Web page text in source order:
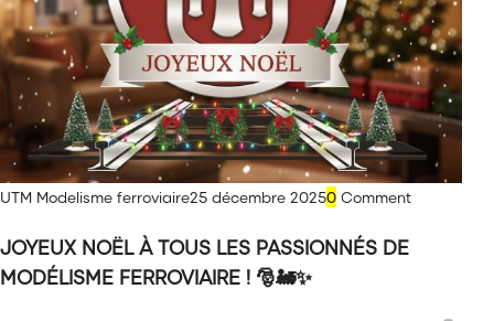
UTM Modelisme ferroviaire25 décembre 20250 Comment
JOYEUX NOËL À TOUS LES PASSIONNÉS DE
MODÉLISME FERROVIAIRE ! 🎅🚂✨